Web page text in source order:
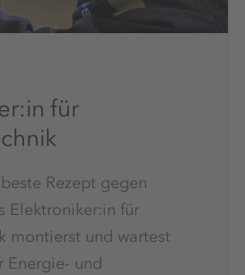
für
Rezept gegen
Elektroniker:in für
montierst und wartest
Energie- und